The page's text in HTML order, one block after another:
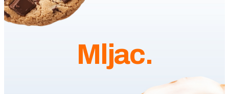
Mljac.